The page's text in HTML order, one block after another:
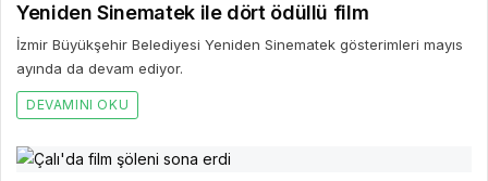
Yeniden Sinematek ile dört ödüllü film
İzmir Büyükşehir Belediyesi Yeniden Sinematek gösterimleri mayıs
ayında da devam ediyor.
DEVAMINI OKU